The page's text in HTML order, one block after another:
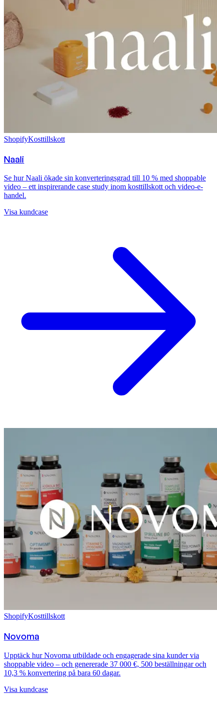
ShopifyKosttillskott
Naali
Se hur Naali ökade sin konverteringsgrad till 10 % med shoppable
video – ett inspirerande case study inom kosttillskott och video-e-
handel.
Visa kundcase
ShopifyKosttillskott
Novoma
Upptäck hur Novoma utbildade och engagerade sina kunder via
shoppable video – och genererade 37 000 €, 500 beställningar och
10,3 % konvertering på bara 60 dagar.
Visa kundcase